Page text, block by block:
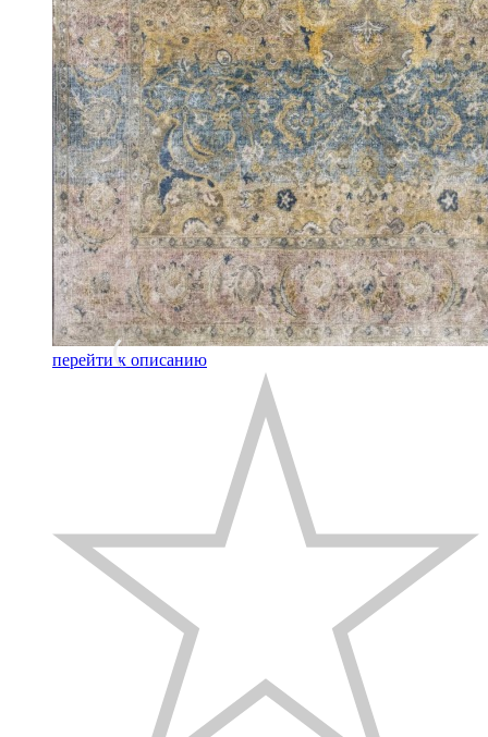
перейти к описанию